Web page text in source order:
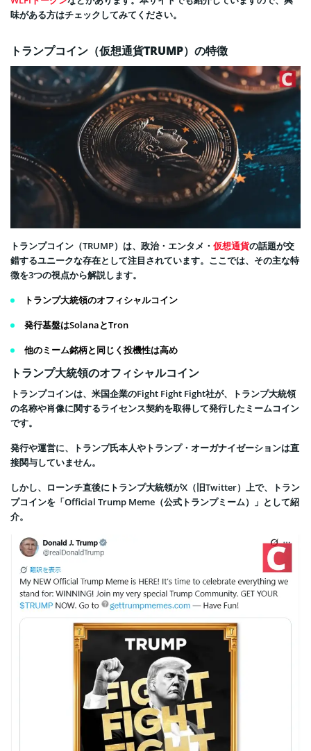
味がある方はチェックしてみてください。
トランプコイン（仮想通貨TRUMP）の特徴
トランプコイン（TRUMP）は、政治・エンタメ・ 仮想通貨の話題が交
錯するユニークな存在として注目されています。ここでは、その主な特
徴を3つの視点から解説します。
トランプ大統領のオフィシャルコイン
発行基盤はSolanaとTron
他のミーム銘柄と同じく投機性は高め
トランプ大統領のオフィシャルコイン
トランプコインは、米国企業のFight Fight Fight社が、トランプ大統領
の名称や肖像に関するライセンス契約を取得して発行したミームコイン
です。
発行や運営に、トランプ氏本人やトランプ・オーガナイゼーションは直
接関与していません。
しかし、ローンチ直後にトランプ大統領がX（旧Twitter）上で、トラン
プコインを「Official Trump Meme（公式トランプミーム）」として紹
介。